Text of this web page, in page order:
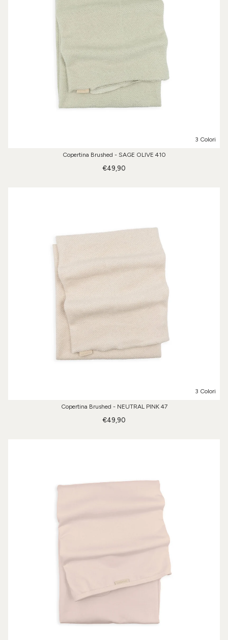
3 Colori
Copertina Brushed - SAGE OLIVE 410
€49,90
3 Colori
Copertina Brushed - NEUTRAL PINK 47
€49,90